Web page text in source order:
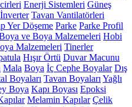
Enerji Sistemleri Güneş
İnverter Tavan Vantilatörleri
Yer Döşeme Parke Parke Profil
ve Boya Malzemeleri Hobi
Malzemeleri Tinerler
Hışır Örtü Duvar Macunu
Mala Boya İç Cephe Boyalar Dış
Boyaları Tavan Boyaları Yağlı
Boya Kapı Boyası Epoksi
Melamin Kapılar Çelik